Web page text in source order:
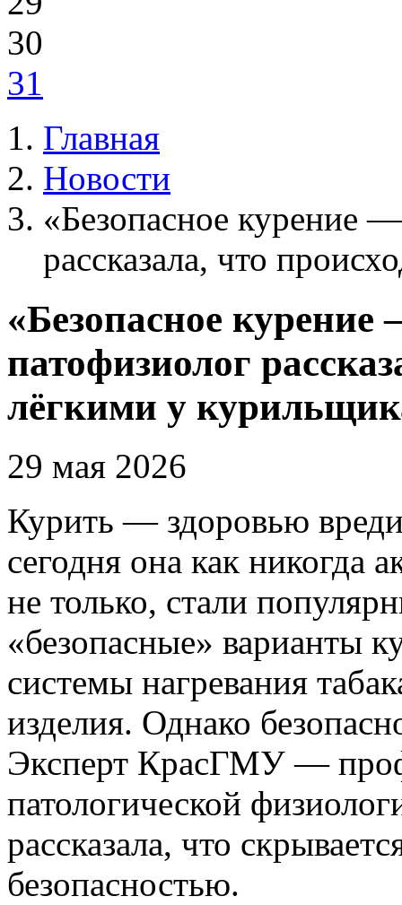
30
31
Главная
Новости
«Безопасное курение
рассказала, что
«Безопасное
патофизиолог
лёгкими у
29 мая 2026
Курить — здоровью
сегодня она как никогда
не только, стали
«безопасные» варианты
системы нагревания
изделия. Однако
Эксперт КрасГМУ —
патологической
рассказала, что
безопасностью.